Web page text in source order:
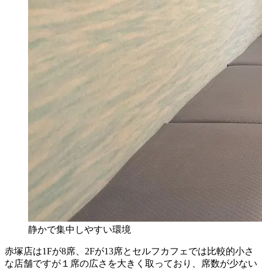
静かで集中しやすい環境
赤塚店は1Fが8席、2Fが13席とセルフカフェでは比較的小さ
な店舗ですが１席の広さを大きく取っており、席数が少ない